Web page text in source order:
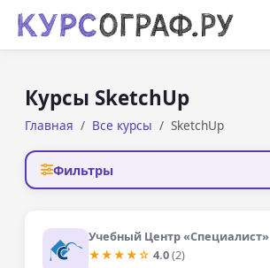
Курсы SketchUp
Главная Все курсы SketchUp
Фильтры
Учебный Центр «Специалист»
★★★★☆ 4.0(2)